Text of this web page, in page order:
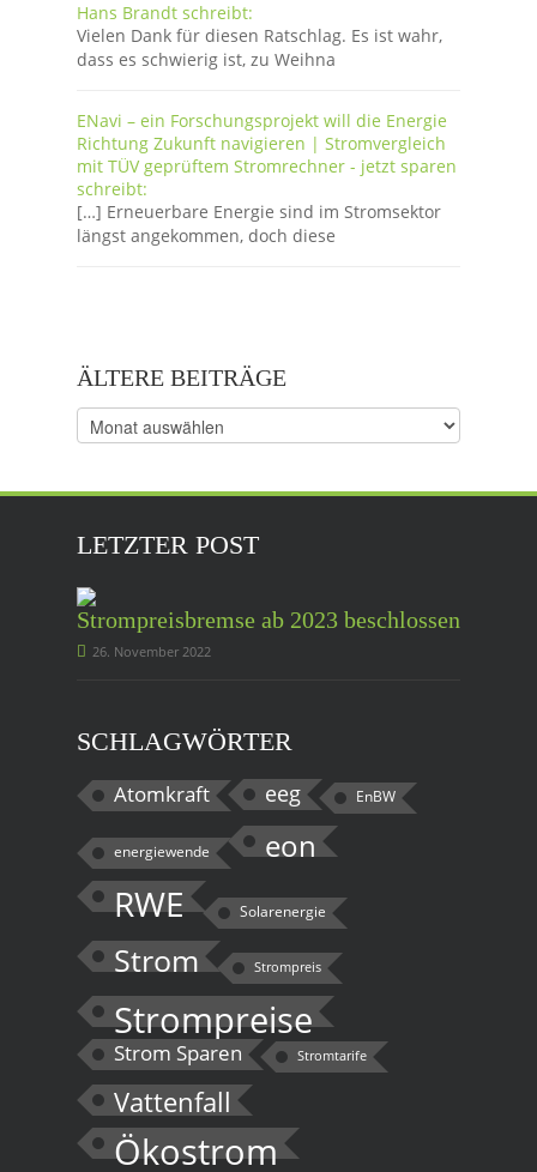
Hans Brandt schreibt:
Vielen Dank für diesen Ratschlag. Es ist wahr,
dass es schwierig ist, zu Weihna
ENavi – ein Forschungsprojekt will die Energie
Richtung Zukunft navigieren | Stromvergleich
mit TÜV geprüftem Stromrechner - jetzt sparen
schreibt:
[…] Erneuerbare Energie sind im Stromsektor
längst angekommen, doch diese
ÄLTERE BEITRÄGE
Ältere
Beiträge
LETZTER POST
Strompreisbremse ab 2023 beschlossen
26. November 2022
SCHLAGWÖRTER
Atomkraft eeg EnBW
energiewende eon
RWE Solarenergie
Strom Strompreis
Strompreise
Strom Sparen Stromtarife
Vattenfall
Ökostrom